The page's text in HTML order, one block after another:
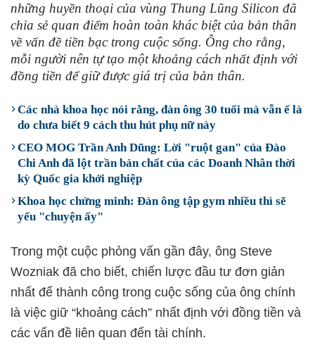
những huyền thoại của vùng Thung Lũng Silicon đã
chia sẻ quan điểm hoàn toàn khác biệt của bản thân
về vấn đề tiền bạc trong cuộc sống. Ông cho rằng,
mỗi người nên tự tạo một khoảng cách nhất định với
đồng tiền để giữ được giá trị của bản thân.
Các nhà khoa học nói rằng, đàn ông 30 tuổi mà vẫn ế là
do chưa biết 9 cách thu hút phụ nữ này
CEO MOG Trần Anh Dũng: Lời "ruột gan" của Đào
Chi Anh đã lột trần bản chất của các Doanh Nhân thời
kỳ Quốc gia khởi nghiệp
Khoa học chứng minh: Đàn ông tập gym nhiều thì sẽ
yếu "chuyện ấy"
Trong một cuộc phỏng vấn gần đây, ông Steve
Wozniak đã cho biết, chiến lược đầu tư đơn giản
nhất để thành công trong cuộc sống của ông chính
là việc giữ “khoảng cách” nhất định với đồng tiền và
các vấn đề liên quan đến tài chính.